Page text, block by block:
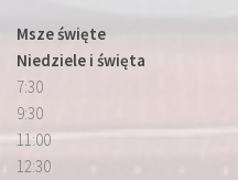
Msze święte
Niedziele i święta
7:30
9:30
11:00
12:30